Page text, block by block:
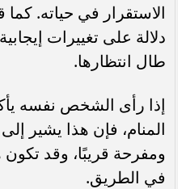
الاستقرار في حياته.
دلالة على تغييرات
طال انتظارها.
إذا رأى الشخص نفسه
المنام، فإن هذا يشير
ومفرحة قريبًا، وقد
في الطريق.